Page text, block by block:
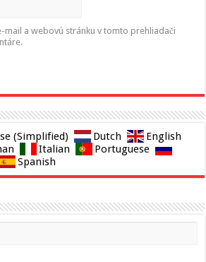
mail a webovú stránku v tomto prehliadači
(Simplified) Dutch
English
Italian
Portuguese
Spanish